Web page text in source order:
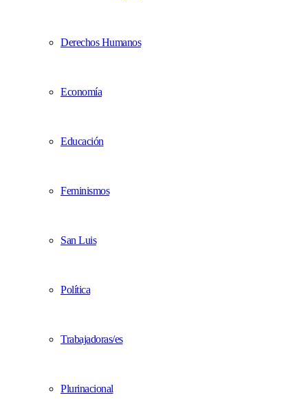
Derechos Humanos
Economía
Educación
Feminismos
San Luis
Política
Trabajadoras/es
Plurinacional